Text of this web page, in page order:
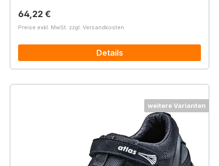
Regulärer Preis:
64,22 €
Preise exkl. MwSt. zzgl. Versandkosten
Details
weitere Varianten